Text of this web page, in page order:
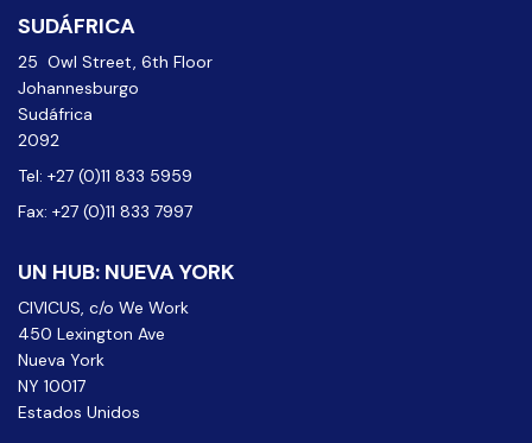
SUDÁFRICA
25 Owl Street, 6th Floor
Johannesburgo
Sudáfrica
2092
Tel: +27 (0)11 833 5959
Fax: +27 (0)11 833 7997
UN HUB: NUEVA YORK
CIVICUS, c/o We Work
450 Lexington Ave
Nueva York
NY 10017
Estados Unidos